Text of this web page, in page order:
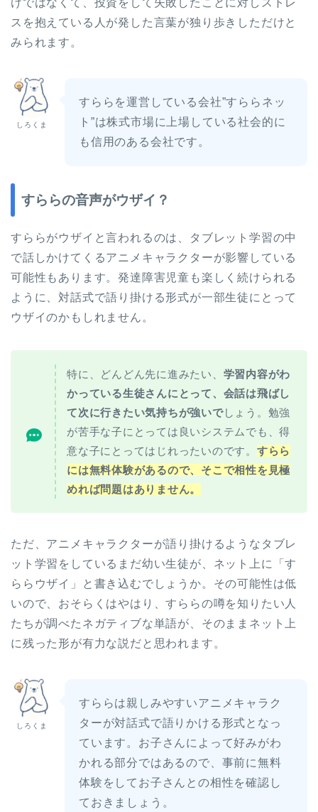
スを抱えている人が発した言葉が独り歩きしただけと
みられます。
しろくま
すららを運営している会社”すららネッ
ト”は株式市場に上場している社会的に
も信用のある会社です。
すららの音声がウザイ？
すららがウザイと言われるのは、タブレット学習の中
で話しかけてくるアニメキャラクターが影響している
可能性もあります。発達障害児童も楽しく続けられる
ように、対話式で語り掛ける形式が一部生徒にとって
ウザイのかもしれません。
特に、どんどん先に進みたい、 学習内容がわ
かっている生徒さんにとって、会話は飛ばし
て次に行きたい気持ちが強いでしょう。勉強
が苦手な子にとっては良いシステムでも、得
意な子にとってはじれったいのです。 すらら
には無料体験があるので、そこで相性を見極
めれば問題はありません。
ただ、アニメキャラクターが語り掛けるようなタブレ
ット学習をしているまだ幼い生徒が、ネット上に「す
ららウザイ」と書き込むでしょうか。その可能性は低
いので、おそらくはやはり、すららの噂を知りたい人
たちが調べたネガティブな単語が、そのままネット上
に残った形が有力な説だと思われます。
しろくま
すららは親しみやすいアニメキャラク
ターが対話式で語りかける形式となっ
ています。お子さんによって好みがわ
かれる部分ではあるので、事前に無料
体験をしてお子さんとの相性を確認し
ておきましょう。